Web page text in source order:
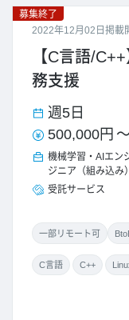
募集終了
2022年12月02日掲載
【C言語/
務支援
週5日
500,000円 ～
機械学習・AIエン
ジニア（組み込み）
受託サービス
一部リモート可
C言語 C++